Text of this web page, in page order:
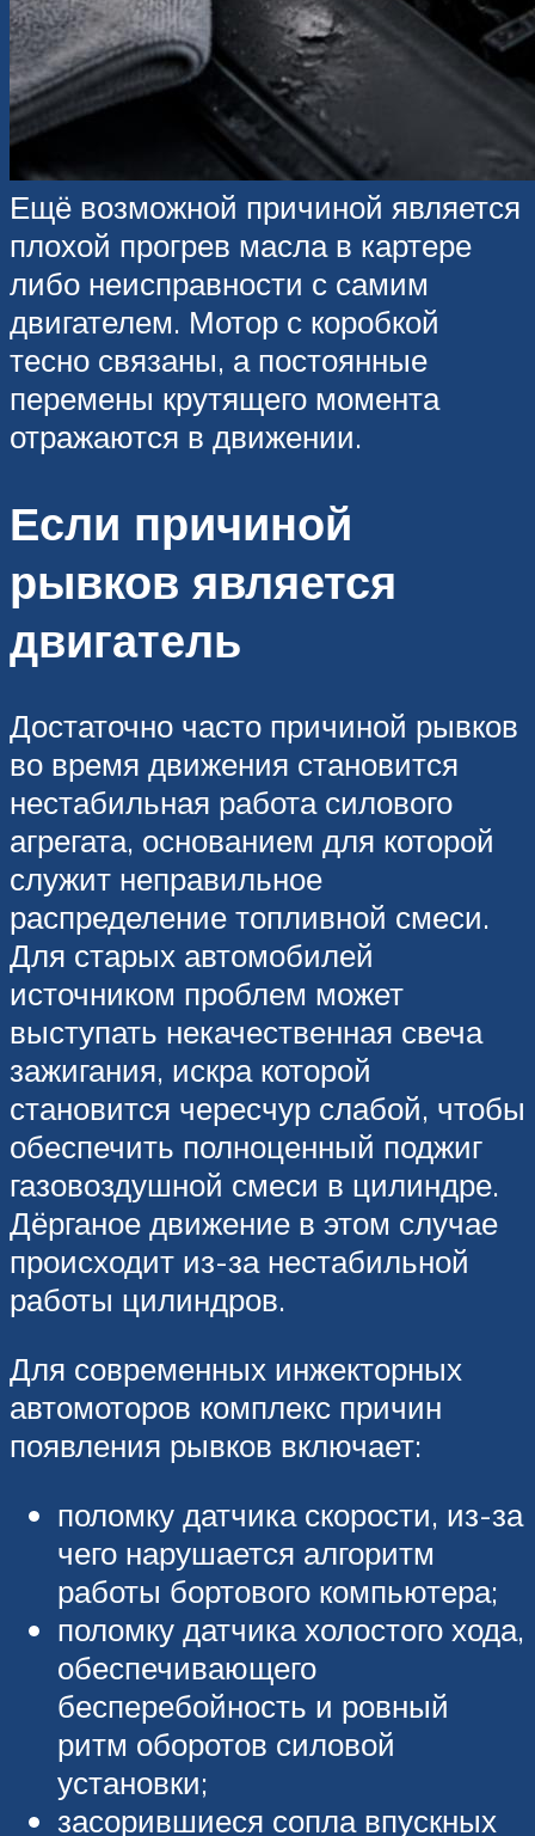
Ещё возможной причиной является
плохой прогрев масла в картере
либо неисправности с самим
двигателем. Мотор с коробкой
тесно связаны, а постоянные
перемены крутящего момента
отражаются в движении.
Если причиной
рывков является
двигатель
Достаточно часто причиной рывков
во время движения становится
нестабильная работа силового
агрегата, основанием для которой
служит неправильное
распределение топливной смеси.
Для старых автомобилей
источником проблем может
выступать некачественная свеча
зажигания, искра которой
становится чересчур слабой, чтобы
обеспечить полноценный поджиг
газовоздушной смеси в цилиндре.
Дёрганое движение в этом случае
происходит из-за нестабильной
работы цилиндров.
Для современных инжекторных
автомоторов комплекс причин
появления рывков включает:
поломку датчика скорости, из-за
чего нарушается алгоритм
работы бортового компьютера;
поломку датчика холостого хода,
обеспечивающего
бесперебойность и ровный
ритм оборотов силовой
установки;
засорившиеся сопла впускных